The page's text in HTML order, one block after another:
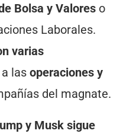
Bolsa y Valores o
Laborales.
varias
las operaciones y
del magnate.
y Musk sigue